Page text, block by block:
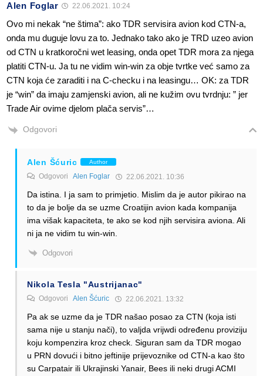
Alen Foglar 22.06.2021. 10:24
Ovo mi nekak “ne štima”: ako TDR servisira avion kod CTN-a,
onda mu duguje lovu za to. Jednako tako ako je TRD uzeo avion
od CTN u kratkoročni wet leasing, onda opet TDR mora za njega
platiti CTN-u. Ja tu ne vidim win-win za obje tvrtke već samo za
CTN koja će zaraditi i na C-checku i na leasingu… OK: za TDR
je “win” da imaju zamjenski avion, ali ne kužim ovu tvrdnju: ” jer
Trade Air ovime djelom plača servis”…
Odgovori
Alen Šćuric Author
Odgovori Alen Foglar 22.06.2021. 10:36
Da istina. I ja sam to primjetio. Mislim da je autor pikirao na
to da je bolje da se uzme Croatijin avion kada kompanija
ima višak kapaciteta, te ako se kod njih servisira aviona. Ali
ni ja ne vidim tu win-win.
Odgovori
Nikola Tesla "Austrijanac"
Odgovori Alen Šćuric 22.06.2021. 13:32
Pa ak se uzme da je TDR našao posao za CTN (koja isti
sama nije u stanju nači), to valjda vrijwdi određenu proviziju
koju kompenzira kroz check. Siguran sam da TDR mogao
u PRN dovući i bitno jeftinije prijevoznike od CTN-a kao što
su Carpatair ili Ukrajinski Yanair, Bees ili neki drugi ACMI